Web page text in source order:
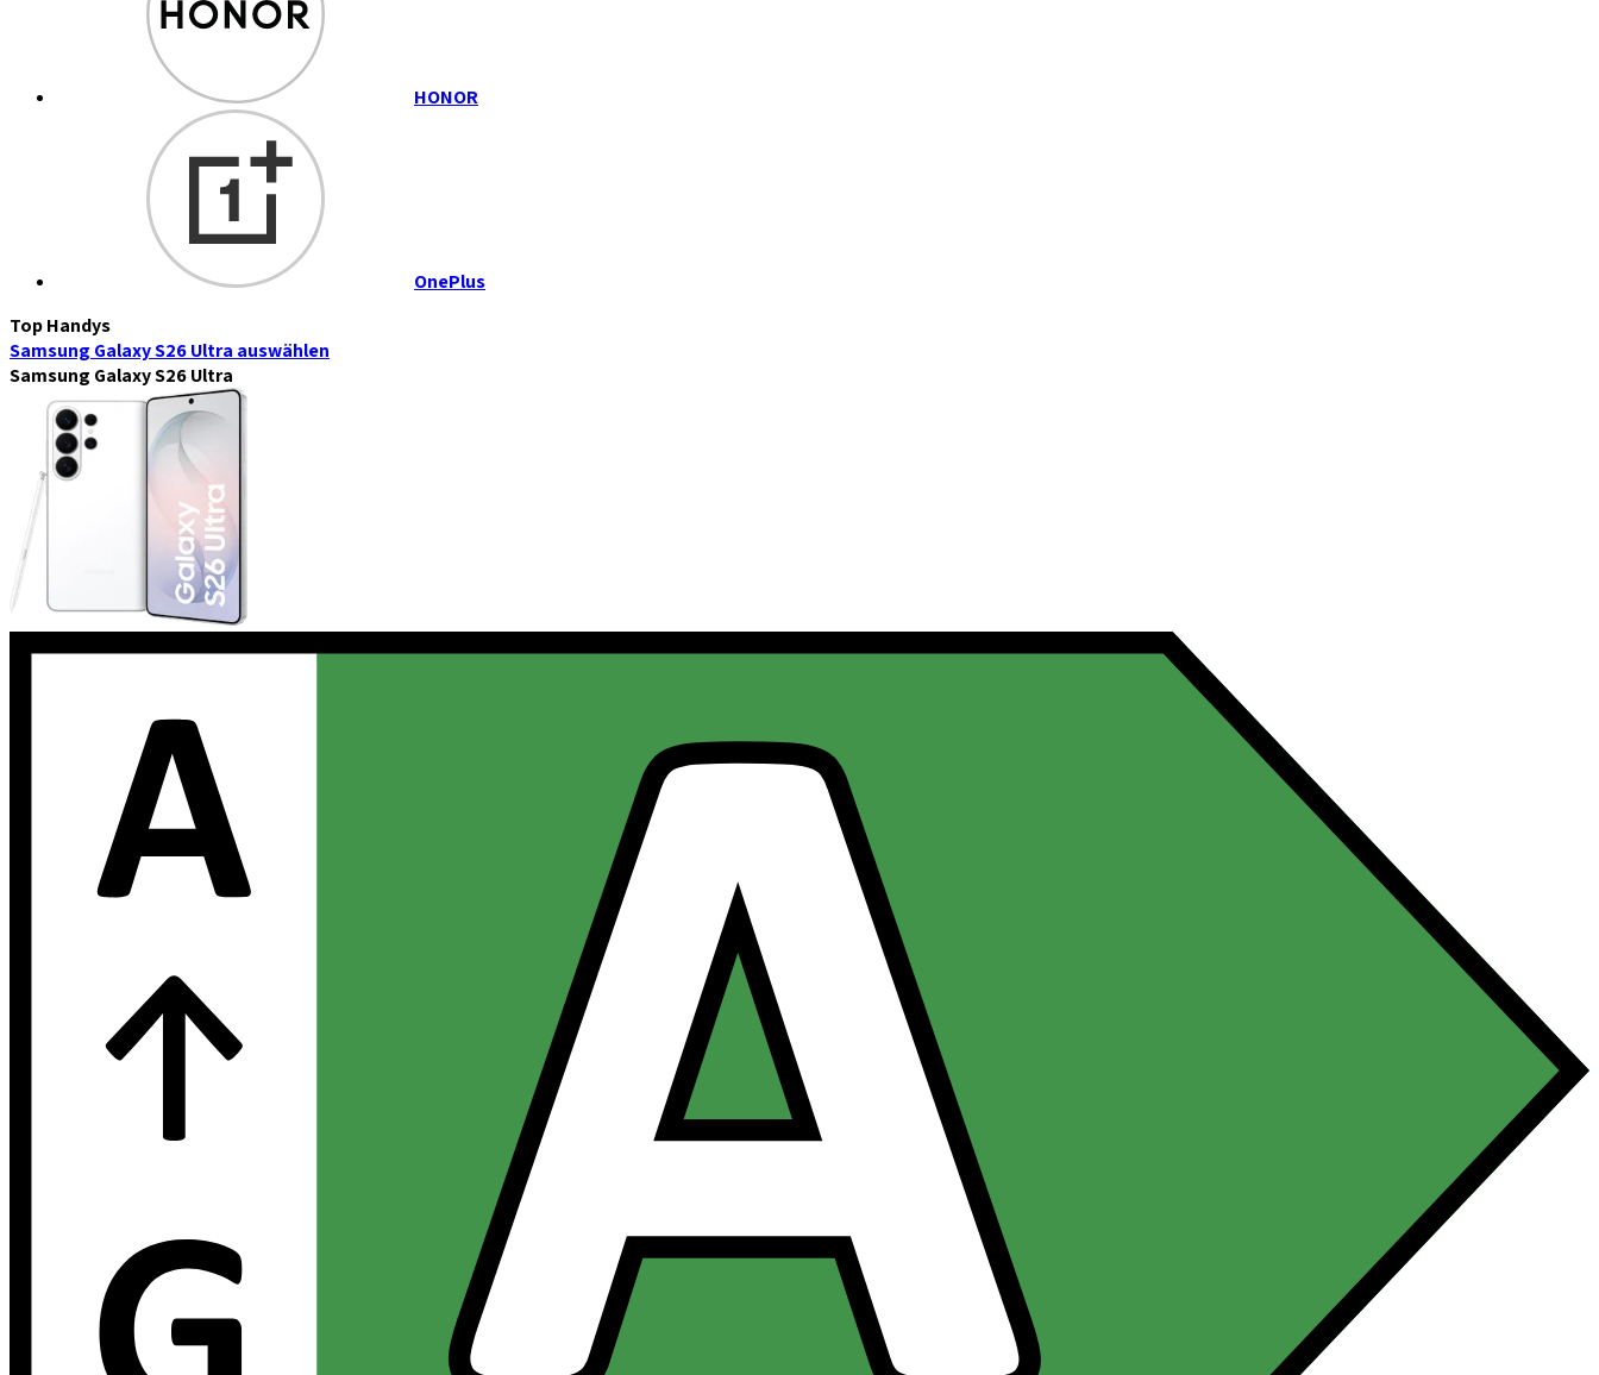
HONOR
OnePlus
Top Handys
Samsung Galaxy S26 Ultra auswählen
Samsung Galaxy S26 Ultra